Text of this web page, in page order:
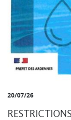
20/07/26